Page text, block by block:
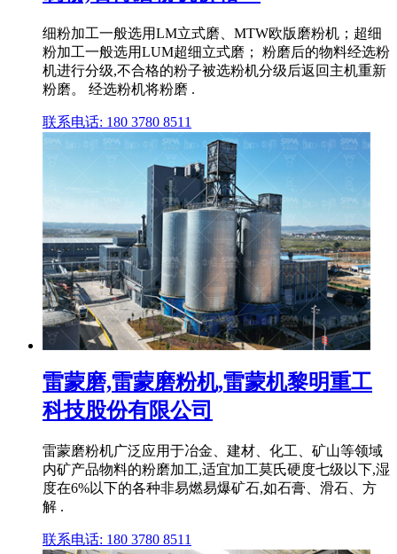
细粉加工一般选用LM立式磨、MTW欧版磨粉机；超细
粉加工一般选用LUM超细立式磨； 粉磨后的物料经选粉
机进行分级,不合格的粉子被选粉机分级后返回主机重新
粉磨。 经选粉机将粉磨 .
联系电话: 180 3780 8511
雷蒙磨,雷蒙磨粉机,雷蒙机黎明重工
科技股份有限公司
雷蒙磨粉机广泛应用于冶金、建材、化工、矿山等领域
内矿产品物料的粉磨加工,适宜加工莫氏硬度七级以下,湿
度在6%以下的各种非易燃易爆矿石,如石膏、滑石、方
解 .
联系电话: 180 3780 8511